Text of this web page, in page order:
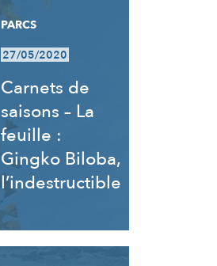
PARCS
27/05/2020
Carnets de
saisons – La
feuille :
Gingko Biloba,
l’indestructible